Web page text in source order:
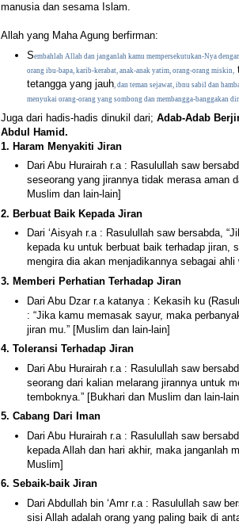
manusia dan sesama Islam.
Allah yang Maha Agung berfirman:
Sembahlah Allah dan janganlah kamu mempersekutukan-Nya
orang ibu-bapa, karib-kerabat, anak-anak yatim, orang-orang miskin,
tetangga yang jauh , dan teman sejawat, ibnu sabil dan
menyukai orang-orang yang sombong dan membangga-banggakan
Juga dari hadis-hadis dinukil dari; Adab-Adab
Abdul Hamid.
1. Haram Menyakiti Jiran
Dari Abu Hurairah r.a : Rasulullah saw
seseorang yang jirannya tidak merasa aman
Muslim dan lain-lain]
2. Berbuat Baik Kepada Jiran
Dari ‘Aisyah r.a : Rasulullah saw bersabda,
kepada ku untuk berbuat baik terhadap jiran,
mengira dia akan menjadikannya sebagai ahli
3. Memberi Perhatian Terhadap Jiran
Dari Abu Dzar r.a katanya : Kekasih ku
: “Jika kamu memasak sayur, maka
jiran mu.” [Muslim dan lain-lain]
4. Toleransi Terhadap Jiran
Dari Abu Hurairah r.a : Rasulullah saw
seorang dari kalian melarang jirannya untuk
temboknya.” [Bukhari dan Muslim dan lain-
5. Cabang Dari Iman
Dari Abu Hurairah r.a : Rasulullah saw
kepada Allah dan hari akhir, maka janganlah
Muslim]
6. Sebaik-baik Jiran
Dari Abdullah bin ‘Amr r.a : Rasulullah saw
sisi Allah adalah orang yang paling baik di